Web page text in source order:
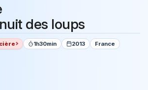
des loups
1h30min 2013 France